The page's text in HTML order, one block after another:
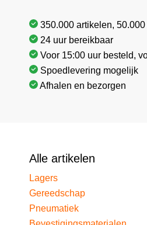
350.000 artikelen,
24 uur bereikbaar
Voor 15:00 uur besteld,
Spoedlevering mogelijk
Afhalen en bezorgen
Alle artikelen
Lagers
Gereedschap
Pneumatiek